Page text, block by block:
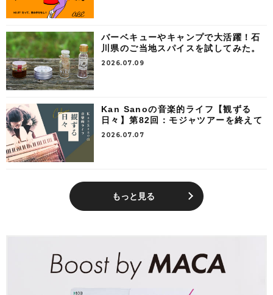
バーベキューやキャンプで大活躍！石
川県のご当地スパイスを試してみた。
2026.07.09
Kan Sanoの音楽的ライフ【観ずる
日々】第82回：モジャツアーを終えて
2026.07.07
もっと見る